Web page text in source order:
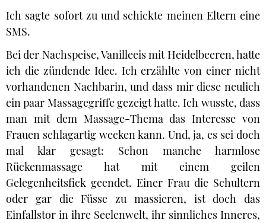
Ich sagte sofort zu und schickte meinen Eltern eine
SMS.
Bei der Nachspeise, Vanilleeis mit Heidelbeeren, hatte
ich die zündende Idee. Ich erzählte von einer nicht
vorhandenen Nachbarin, und dass mir diese neulich
ein paar Massagegriffe gezeigt hatte. Ich wusste, dass
man mit dem Massage-Thema das Interesse von
Frauen schlagartig wecken kann. Und, ja, es sei doch
mal klar gesagt: Schon manche harmlose
Rückenmassage hat mit einem geilen
Gelegenheitsfick geendet. Einer Frau die Schultern
oder gar die Füsse zu massieren, ist doch das
Einfallstor in ihre Seelenwelt, ihr sinnliches Inneres,